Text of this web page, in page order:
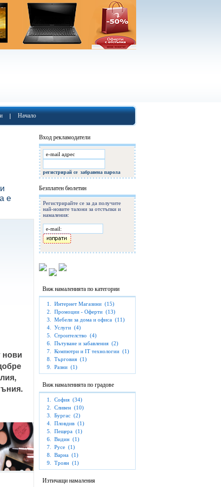
Начало
е
Вход рекламодатели
регистрирай се забравена парола
Безплатен бюлетин
Регистрирайте се за да получите
най-новите талони за отстъпки и
намаления:
Виж намаленията по категории
1. Интернет Магазини (15)
2.
Промоции - Оферти (13)
3.
Мебели за дома и офиса (11)
4.
Услуги (4)
5.
Строителство (4)
6.
Пътуване и забавления (2)
7.
Компютри и IT технологии (1)
8.
Търговия (1)
9.
Разни (1)
Виж намаленията по градове
1. София (34)
2.
Сливен (10)
3.
Бургас (2)
4.
Пловдив (1)
5.
Пещера (1)
6.
Видин (1)
7.
Русе (1)
8.
Варна (1)
9.
Троян (1)
Изтичащи намаления